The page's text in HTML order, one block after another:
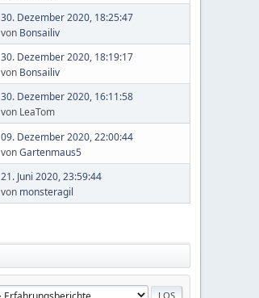
30. Dezember 2020, 18:25:47
von Bonsailiv
30. Dezember 2020, 18:19:17
von Bonsailiv
30. Dezember 2020, 16:11:58
von LeaTom
09. Dezember 2020, 22:00:44
vonGartenmaus5
21. Juni 2020, 23:59:44
von monsteragil